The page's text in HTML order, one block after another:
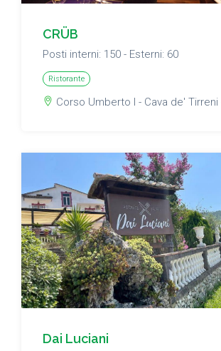
CRÜB
Posti interni: 150 - Esterni: 60
Ristorante
Corso Umberto I - Cava de' Tirreni
Dai Luciani